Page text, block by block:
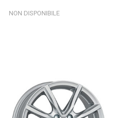
NON DISPONIBILE